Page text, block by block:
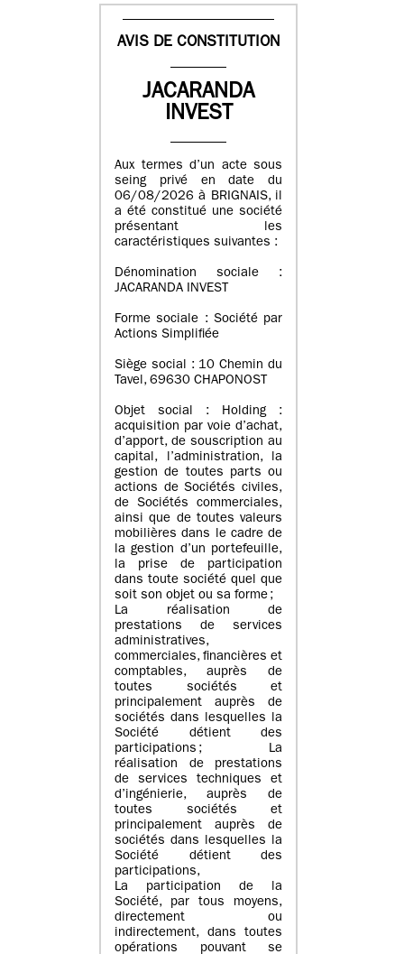
AVIS DE CONSTITUTION
JACARANDA
INVEST
Aux termes d’un acte sous
seing privé en date du
06/08/2026 à BRIGNAIS, il
a été constitué une société
présentant les
caractéristiques suivantes :
Dénomination sociale :
JACARANDA INVEST
Forme sociale : Société par
Actions Simplifiée
Siège social : 10 Chemin du
Tavel, 69630 CHAPONOST
Objet social : Holding :
acquisition par voie d’achat,
d’apport, de souscription au
capital, l’administration, la
gestion de toutes parts ou
actions de Sociétés civiles,
de Sociétés commerciales,
ainsi que de toutes valeurs
mobilières dans le cadre de
la gestion d’un portefeuille,
la prise de participation
dans toute société quel que
soit son objet ou sa forme ;
La réalisation de
prestations de services
administratives,
commerciales, financières et
comptables, auprès de
toutes sociétés et
principalement auprès de
sociétés dans lesquelles la
Société détient des
participations ; La
réalisation de prestations
de services techniques et
d’ingénierie, auprès de
toutes sociétés et
principalement auprès de
sociétés dans lesquelles la
Société détient des
participations,
La participation de la
Société, par tous moyens,
directement ou
indirectement, dans toutes
opérations pouvant se